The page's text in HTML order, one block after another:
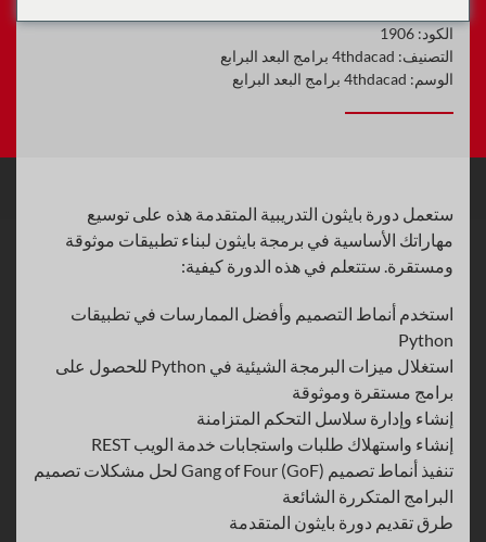
الكود: 1906
التصنيف: 4thdacad برامج البعد البرابع
الوسم: 4thdacad برامج البعد البرابع
ستعمل دورة بايثون التدريبية المتقدمة هذه على توسيع
مهاراتك الأساسية في برمجة بايثون لبناء تطبيقات موثوقة
ومستقرة. ستتعلم في هذه الدورة كيفية:
استخدم أنماط التصميم وأفضل الممارسات في تطبيقات
Python
استغلال ميزات البرمجة الشيئية في Python للحصول على
برامج مستقرة وموثوقة
إنشاء وإدارة سلاسل التحكم المتزامنة
إنشاء واستهلاك طلبات واستجابات خدمة الويب REST
تنفيذ أنماط تصميم Gang of Four (GoF) لحل مشكلات تصميم
البرامج المتكررة الشائعة
طرق تقديم دورة بايثون المتقدمة